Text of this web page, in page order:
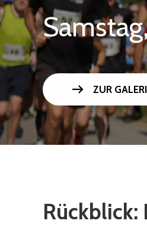
arrow_right_alt ZUR
Rückblick: